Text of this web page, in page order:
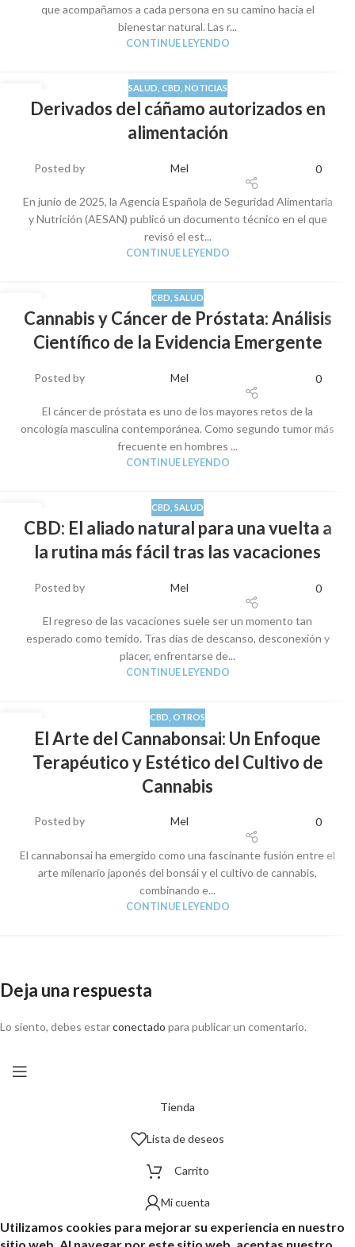
que acompañamos a cada persona en su camino hacia el
bienestar natural. Las r...
CONTINUE LEYENDO
SALUD CBD NOTICIAS
Derivados del cáñamo autorizados en
alimentación
Posted by Mel 0
En junio de 2025, la Agencia Española de Seguridad Alimentaria
y Nutrición (AESAN) publicó un documento técnico en el que
revisó el est...
CONTINUE LEYENDO
27
AGO
CBD SALUD
Cannabis y Cáncer de Próstata: Análisis
Científico de la Evidencia Emergente
Posted by Mel 0
El cáncer de próstata es uno de los mayores retos de la
oncología masculina contemporánea. Como segundo tumor más
frecuente en hombres ...
CONTINUE LEYENDO
25
AGO
CBD SALUD
CBD: El aliado natural para una vuelta a
la rutina más fácil tras las vacaciones
Posted by Mel 0
El regreso de las vacaciones suele ser un momento tan
esperado como temido. Tras días de descanso, desconexión y
placer, enfrentarse de...
CONTINUE LEYENDO
CBD OTROS
El Arte del Cannabonsai: Un Enfoque
Terapéutico y Estético del Cultivo de
Cannabis
Posted by Mel 0
El cannabonsai ha emergido como una fascinante fusión entre el
arte milenario japonés del bonsái y el cultivo de cannabis,
combinando e...
CONTINUE LEYENDO
Deja una respuesta
Lo siento, debes estarconectado para publicar un comentario.
Tienda
Lista de deseos
Carrito
Mi cuenta
Utilizamos cookies para mejorar su experiencia en nuestro
sitio web. Al navegar por este sitio web, aceptas nuestro